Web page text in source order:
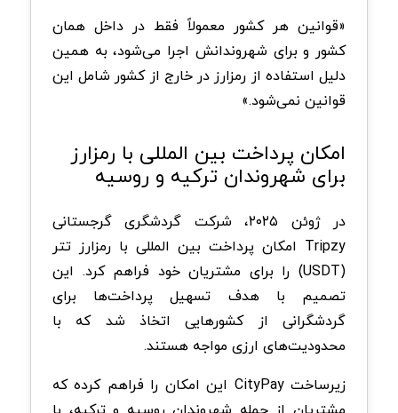
«قوانین هر کشور معمولاً فقط در داخل همان
کشور و برای شهروندانش اجرا می‌شود، به همین
دلیل استفاده از رمزارز در خارج از کشور شامل این
قوانین نمی‌شود.»
امکان پرداخت بین المللی با رمزارز
برای شهروندان ترکیه و روسیه
در ژوئن ۲۰۲۵، شرکت گردشگری گرجستانی
Tripzy امکان پرداخت بین المللی با رمزارز تتر
(USDT) را برای مشتریان خود فراهم کرد. این
تصمیم با هدف تسهیل پرداخت‌ها برای
گردشگرانی از کشورهایی اتخاذ شد که با
محدودیت‌های ارزی مواجه‌ هستند.
زیرساخت CityPay این امکان را فراهم کرده که